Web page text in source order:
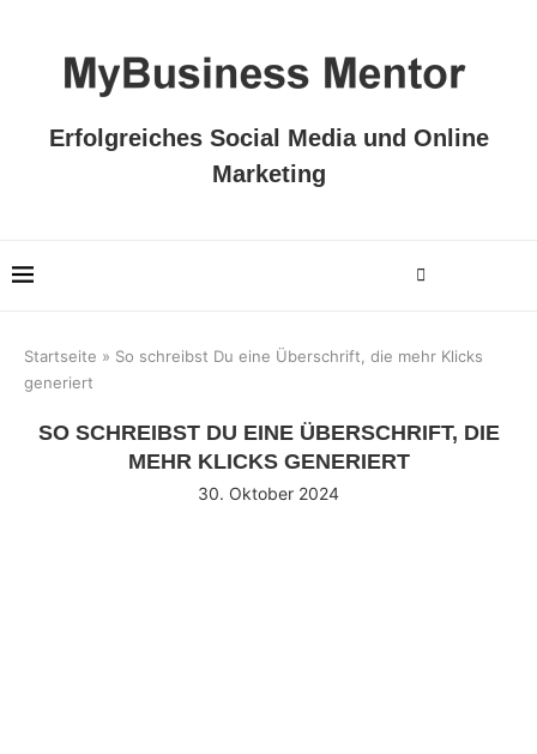
Erfolgreiches Social Media und Online
Marketing
Startseite » So schreibst Du eine Überschrift, die mehr Klicks
generiert
SO SCHREIBST DU EINE ÜBERSCHRIFT, DIE
MEHR KLICKS GENERIERT
30. Oktober 2024